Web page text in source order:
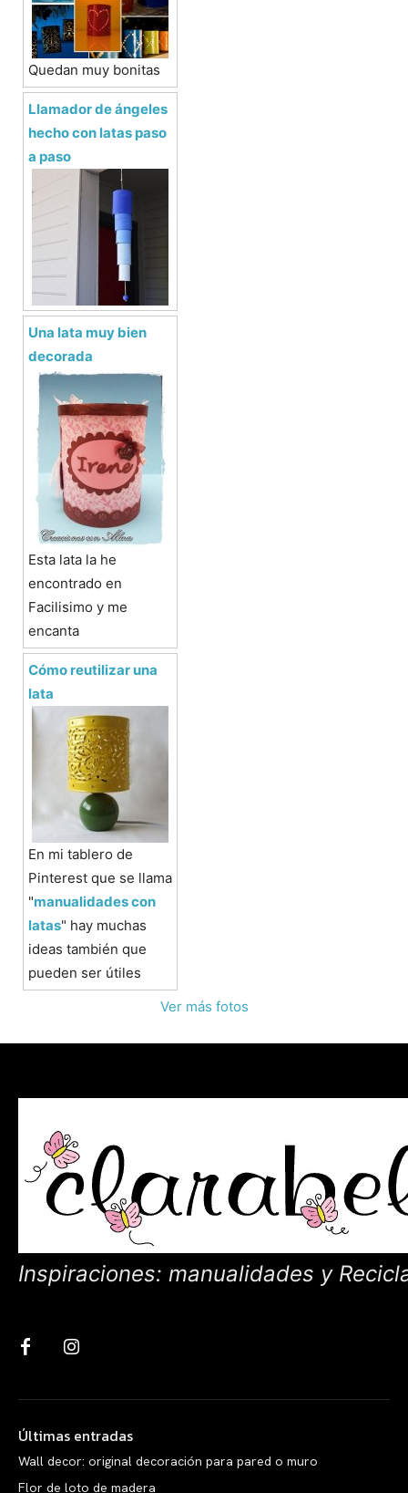
Quedan muy bonitas
Llamador de ángeles
hecho con latas paso
a paso
Una lata muy bien
decorada
Esta lata la he
encontrado en
Facilisimo y me
encanta
Cómo reutilizar una
lata
En mi tablero de
Pinterest que se llama
"manualidades con
latas" hay muchas
ideas también que
pueden ser útiles
Ver más fotos
Inspiraciones: manualidades y
Últimas entradas
Wall decor: original decoración para pared o muro
Flor de loto de madera